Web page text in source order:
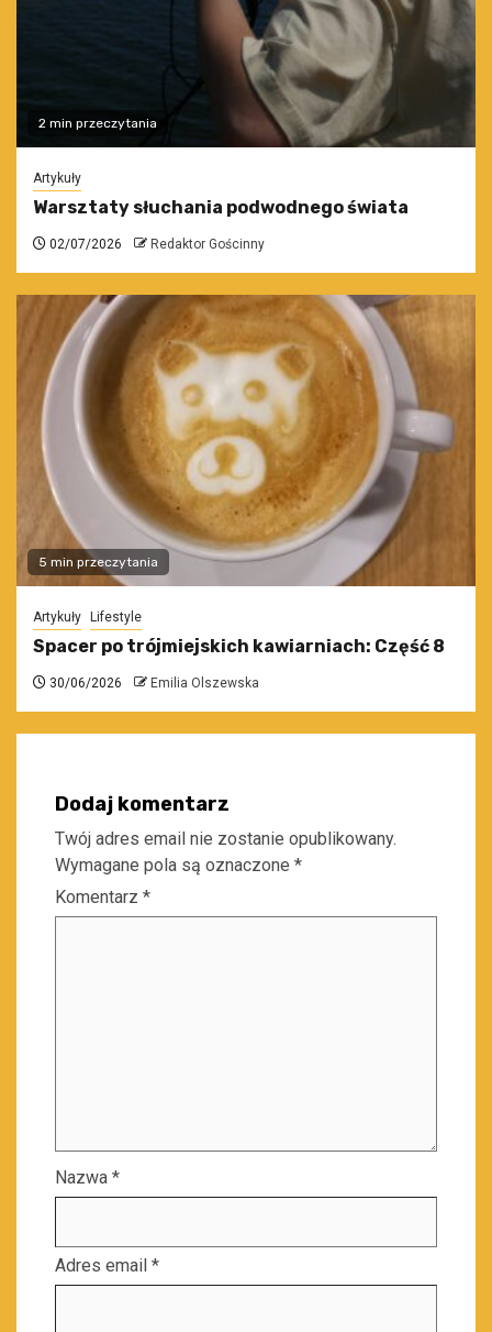
2 min przeczytania
Artykuły
Warsztaty słuchania podwodnego świata
02/07/2026 Redaktor Gościnny
5 min przeczytania
Artykuły Lifestyle
Spacer po trójmiejskich kawiarniach: Część 8
30/06/2026 Emilia Olszewska
Dodaj komentarz
Twój adres email nie zostanie opublikowany.
Wymagane pola są oznaczone *
Komentarz *
Nazwa *
Adres email *